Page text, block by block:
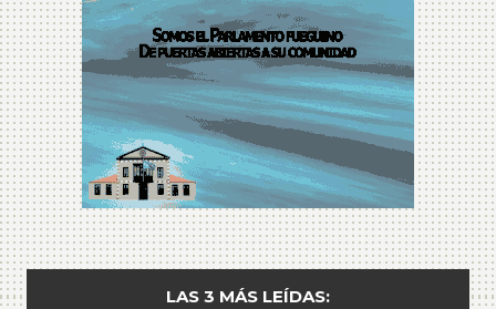
LAS 3 MÁS LEÍDAS: